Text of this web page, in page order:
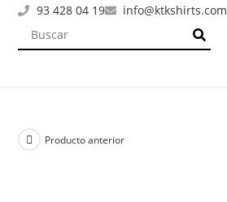
93 428 04 19 info@ktkshirts.com
Producto anterior